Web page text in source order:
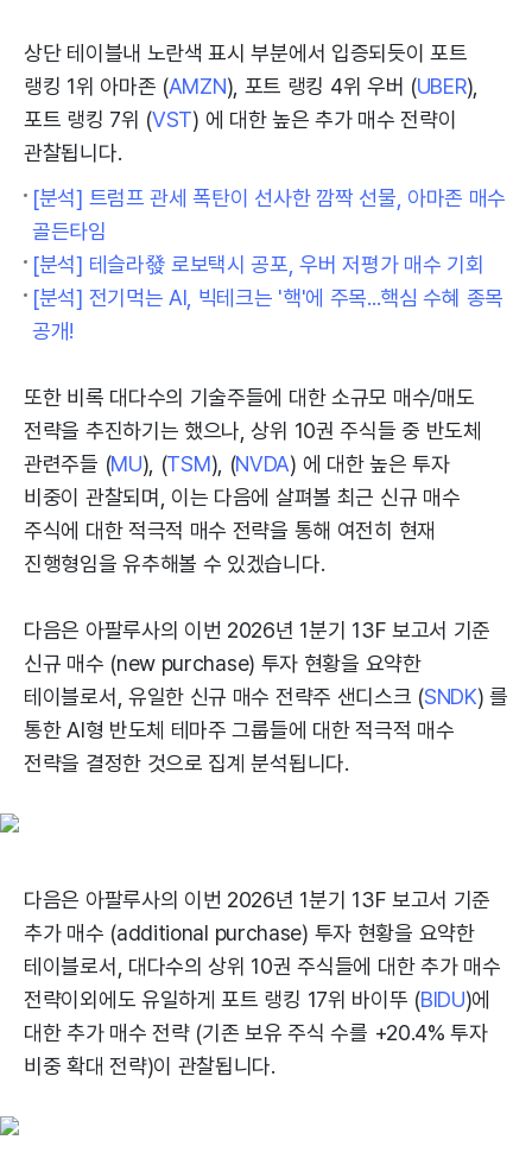
상단 테이블내 노란색 표시 부분에서 입증되듯이 포트
랭킹 1위 아마존 (AMZN), 포트 랭킹 4위 우버 (UBER),
포트 랭킹 7위 (VST) 에 대한 높은 추가 매수 전략이
관찰됩니다.
[분석] 트럼프 관세 폭탄이 선사한 깜짝 선물, 아마존 매수
골든타임
[분석] 테슬라發 로보택시 공포, 우버 저평가 매수 기회
[분석] 전기먹는 AI, 빅테크는 '핵'에 주목...핵심 수혜 종목
공개!
또한 비록 대다수의 기술주들에 대한 소규모 매수/매도
전략을 추진하기는 했으나, 상위 10권 주식들 중 반도체
관련주들 (MU), (TSM), (NVDA) 에 대한 높은 투자
비중이 관찰되며, 이는 다음에 살펴볼 최근 신규 매수
주식에 대한 적극적 매수 전략을 통해 여전히 현재
진행형임을 유추해볼 수 있겠습니다.
다음은 아팔루사의 이번 2026년 1분기 13F 보고서 기준
신규 매수 (new purchase) 투자 현황을 요약한
테이블로서, 유일한 신규 매수 전략주 샌디스크 (SNDK) 를
통한 AI형 반도체 테마주 그룹들에 대한 적극적 매수
전략을 결정한 것으로 집계 분석됩니다.
다음은 아팔루사의 이번 2026년 1분기 13F 보고서 기준
추가 매수 (additional purchase) 투자 현황을 요약한
테이블로서, 대다수의 상위 10권 주식들에 대한 추가 매수
전략이외에도 유일하게 포트 랭킹 17위 바이뚜 (BIDU)에
대한 추가 매수 전략 (기존 보유 주식 수를 +20.4% 투자
비중 확대 전략)이 관찰됩니다.